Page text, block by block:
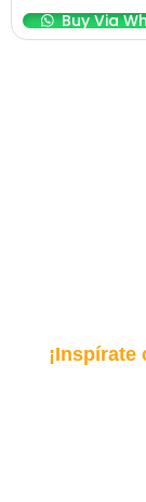
Buy Via
¡Inspírate